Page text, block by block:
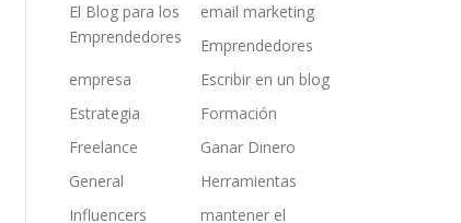
El Blog para los
Emprendedores
email marketing
Emprendedores
empresa
Escribir en un blog
Estrategia
Formación
Freelance
Ganar Dinero
General
Herramientas
Influencers
mantener el